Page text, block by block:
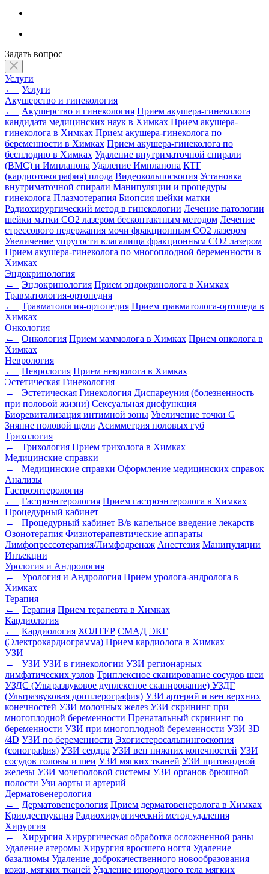
Задать вопрос
Услуги
←
Услуги
Акушерство и гинекология
←
Акушерство и гинекология Прием акушера-гинеколога
кандидата медицинских наук в Химках Прием акушера-
гинеколога в Химках Прием акушера-гинеколога по
беременности в Химках Прием акушера-гинеколога по
бесплодию в Химках Удаление внутриматочной спирали
(ВМС) и Импланона Удаление Импланона КТГ
(кардиотокография) плода Видеокольпоскопия Установка
внутриматочной спирали Манипуляции и процедуры
гинеколога Плазмотерапия Биопсия шейки матки
Радиохирургический метод в гинекологии Лечение патологии
шейки матки CO2 лазером бесконтактным методом Лечение
стрессового недержания мочи фракционным CO2 лазером
Увеличение упругости влагалища фракционным CO2 лазером
Прием акушера-гинеколога по многоплодной беременности в
Химках
Эндокринология
←
Эндокринология Прием эндокринолога в Химках
Травматология-ортопедия
←
Травматология-ортопедия Прием травматолога-ортопеда в
Химках
Онкология
←
Онкология Прием маммолога в Химках Прием онколога в
Химках
Неврология
←
Неврология Прием невролога в Химках
Эстетическая Гинекология
←
Эстетическая Гинекология Диспареуния (болезненность
при половой жизни) Сексуальная дисфункция
Биоревитализация интимной зоны Увеличение точки G
Зияние половой щели Асимметрия половых губ
Трихология
←
Трихология Прием трихолога в Химках
Медицинские справки
←
Медицинские справки Оформление медицинских справок
Анализы
Гастроэнтерология
←
Гастроэнтерология Прием гастроэнтеролога в Химках
Процедурный кабинет
←
Процедурный кабинет В/в капельное введение лекарств
Озонотерапия Физиотерапевтические аппараты
Лимфопрессотерапия/Лимфодренаж Анестезия Манипуляции
Инъекции
Урология и Андрология
←
Урология и Андрология Прием уролога-андролога в
Химках
Терапия
←
Терапия Прием терапевта в Химках
Кардиология
←
Кардиология ХОЛТЕР СМАД ЭКГ
(Электрокардиограмма) Прием кардиолога в Химках
УЗИ
←
УЗИ УЗИ в гинекологии УЗИ регионарных
лимфатических узлов Триплексное сканирование сосудов шеи
УЗДС (Ультразвуковое дуплексное сканирование) УЗДГ
(Ультразвуковая допплерография) УЗИ артерий и вен верхних
конечностей УЗИ молочных желез УЗИ скрининг при
многоплодной беременности Пренатальный скрининг по
беременности УЗИ при многоплодной беременности УЗИ 3D
/4D УЗИ по беременности Эхогистеросальпингоскопия
(сонография) УЗИ сердца УЗИ вен нижних конечностей УЗИ
сосудов головы и шеи УЗИ мягких тканей УЗИ щитовидной
железы УЗИ мочеполовой системы УЗИ органов брюшной
полости Узи аорты и артерий
Дерматовенерология
←
Дерматовенерология Прием дерматовенеролога в Химках
Криодеструкция Радиохирургический метод удаления
Хирургия
←
Хирургия Хирургическая обработка осложненной раны
Удаление атеромы Хирургия вросшего ногтя Удаление
базалиомы Удаление доброкачественного новообразования
кожи, мягких тканей Удаление инородного тела мягких